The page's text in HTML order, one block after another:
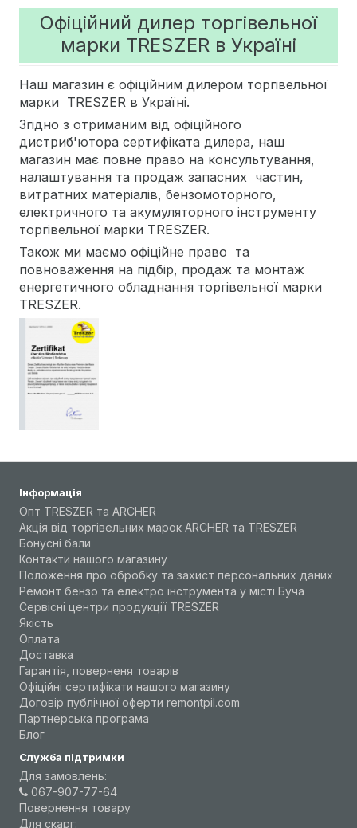
Офіційний дилер торгівельної
марки TRESZER в Україні
Наш магазин є офіційним дилером торгівельної
марки TRESZER в Україні.
Згідно з отриманим від офіційного
дистриб'ютора сертифіката дилера, наш
магазин має повне право на консультування,
налаштування та продаж запасних частин,
витратних матеріалів, бензомоторного,
електричного та акумуляторного інструменту
торгівельної марки TRESZER.
Також ми маємо офіційне право та
повноваження на підбір, продаж та монтаж
енергетичного обладнання торгівельної марки
TRESZER.
Інформація
Опт TRESZER та ARCHER
Акція від торгівельних марок ARCHER та TRESZER
Бонусні бали
Контакти нашого магазину
Положення про обробку та захист персональних даних
Ремонт бензо та електро інструмента у місті Буча
Сервісні центри продукції TRESZER
Якість
Оплата
Доставка
Гарантія, поверненя товарів
Офіційні сертифікати нашого магазину
Договір публічної оферти remontpil.com
Партнерська програма
Блог
Служба підтримки
Для замовлень:
067-907-77-64
Повернення товару
Для скарг: